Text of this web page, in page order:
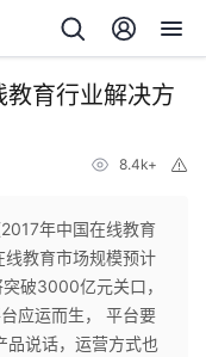
育行业解决方
8.4k+
年中国在线教育
教育市场规模预计
破3000亿元关口，
应运而生， 平台要
品说话，运营方式也